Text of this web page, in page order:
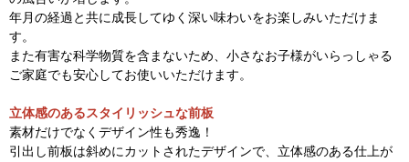
年月の経過と共に成長してゆく深い味わいをお楽しみいただけま
す。
また有害な科学物質を含まないため、小さなお子様がいらっしゃる
ご家庭でも安心してお使いいただけます。
立体感のあるスタイリッシュな前板
素材だけでなくデザイン性も秀逸！
引出し前板は斜めにカットされたデザインで、立体感のある仕上が